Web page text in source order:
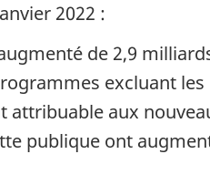
2022 :
de 2,9
excluant
attribuable aux
publique ont